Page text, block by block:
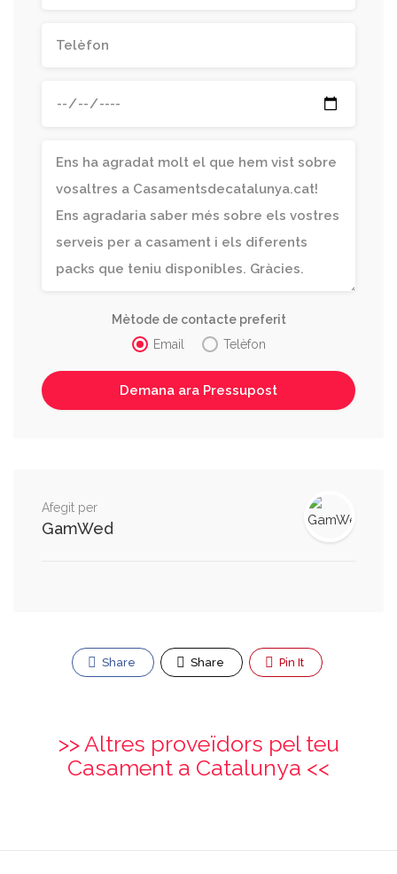
Mètode de contacte preferit
Email
Telèfon
Afegit per
GamWed
Share Share Pin It
>> Altres proveïdors pel teu
Casament a Catalunya <<